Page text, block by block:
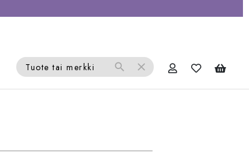
Tuote tai merkki search close